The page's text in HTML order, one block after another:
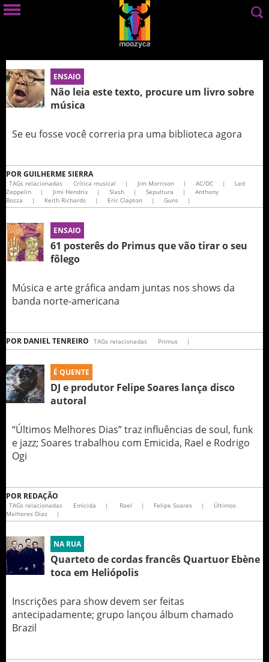
ENSAIO
Não leia este texto, procure um livro sobre
música
Se eu fosse você correria pra uma biblioteca agora
PORGUILHERME SIERRA
TAGs relacionadas Crítica musical | Jim Morrison | AC/DC |
Led
Zeppelin
| Jimi Hendrix | Slash | Sepultura |
Anthony
Bozza
| Keith Richards | Eric Clapton | Guns |
ENSAIO
61 posterês do Primus que vão tirar o seu
fôlego
Música e arte gráfica andam juntas nos shows da
banda norte-americana
POR DANIEL TENREIRO TAGs relacionadas Primus |
É QUENTE
DJ e produtor Felipe Soares lança disco
autoral
“Últimos Melhores Dias” traz influências de soul, funk
e jazz; Soares trabalhou com Emicida, Rael e Rodrigo
Ogi
POR REDAÇÃO
TAGs relacionadas Emicida | Rael | Felipe Soares |
Últimos
Melhores Dias
|
NA RUA
Quarteto de cordas francês Quartuor Ebène
toca em Heliópolis
Inscrições para show devem ser feitas
antecipadamente; grupo lançou álbum chamado
Brazil